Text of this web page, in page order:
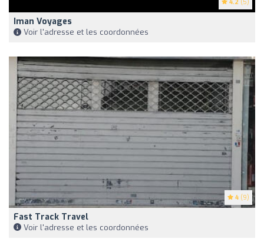
4.2 (5)
Iman Voyages
Voir l'adresse et les coordonnées
4 (9)
Fast Track Travel
Voir l'adresse et les coordonnées